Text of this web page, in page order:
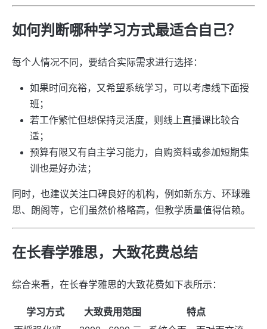
如何判断哪种学习方式最适合自己？
每个人情况不同，要结合实际需求进行选择：
如果时间充裕，又希望系统学习，可以考虑线下面授
班；
若工作繁忙但想保持灵活度，则线上直播课比较合
适；
预算有限又有自主学习能力，自购资料或参加短期集
训也是好办法；
同时，也建议关注口碑良好的机构，例如新东方、环球雅
思、朗阁等，它们虽然价格略高，但教学质量值得信赖。
在长春学雅思，大致花费总结
综合来看，在长春学雅思的大致花费如下表所示：
学习方式 大致费用范围
特点